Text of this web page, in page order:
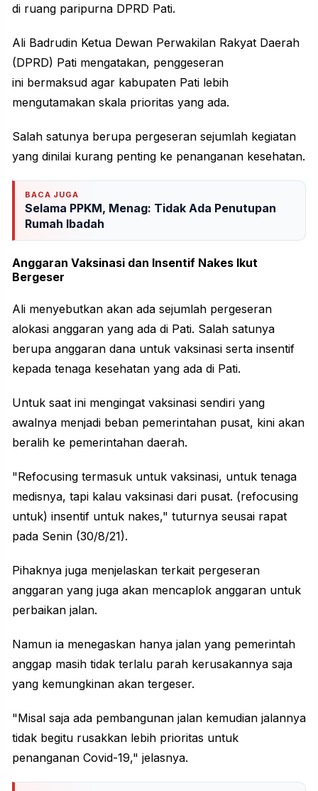
di ruang paripurna DPRD Pati.
Ali Badrudin Ketua Dewan Perwakilan Rakyat Daerah
(DPRD) Pati mengatakan, penggeseran
ini bermaksud agar kabupaten Pati lebih
mengutamakan skala prioritas yang ada.
Salah satunya berupa pergeseran sejumlah kegiatan
yang dinilai kurang penting ke penanganan kesehatan.
BACA JUGA
Selama PPKM, Menag: Tidak Ada Penutupan
Rumah Ibadah
Anggaran Vaksinasi dan Insentif Nakes Ikut
Bergeser
Ali menyebutkan akan ada sejumlah pergeseran
alokasi anggaran yang ada di Pati. Salah satunya
berupa anggaran dana untuk vaksinasi serta insentif
kepada tenaga kesehatan yang ada di Pati.
Untuk saat ini mengingat vaksinasi sendiri yang
awalnya menjadi beban pemerintahan pusat, kini akan
beralih ke pemerintahan daerah.
"Refocusing termasuk untuk vaksinasi, untuk tenaga
medisnya, tapi kalau vaksinasi dari pusat. (refocusing
untuk) insentif untuk nakes," tuturnya seusai rapat
pada Senin (30/8/21).
Pihaknya juga menjelaskan terkait pergeseran
anggaran yang juga akan mencaplok anggaran untuk
perbaikan jalan.
Namun ia menegaskan hanya jalan yang pemerintah
anggap masih tidak terlalu parah kerusakannya saja
yang kemungkinan akan tergeser.
"Misal saja ada pembangunan jalan kemudian jalannya
tidak begitu rusakkan lebih prioritas untuk
penanganan Covid-19," jelasnya.